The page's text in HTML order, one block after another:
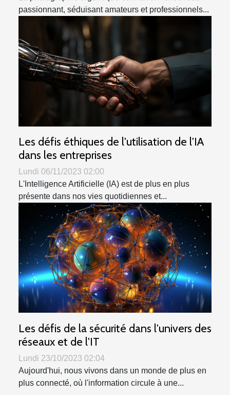
passionnant, séduisant amateurs et professionnels...
Les défis éthiques de l'utilisation de l'IA
dans les entreprises
Lundi 06/11/2023 02:00
L'Intelligence Artificielle (IA) est de plus en plus
présente dans nos vies quotidiennes et...
Les défis de la sécurité dans l'univers des
réseaux et de l'IT
Lundi 23/10/2023 02:04
Aujourd'hui, nous vivons dans un monde de plus en
plus connecté, où l'information circule à une...